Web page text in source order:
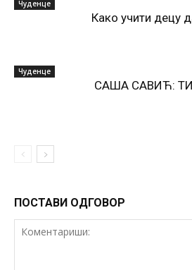
Чуденце
Како учити децу
Чуденце
САША САВИЋ:
ПОСТАВИ ОДГОВОР